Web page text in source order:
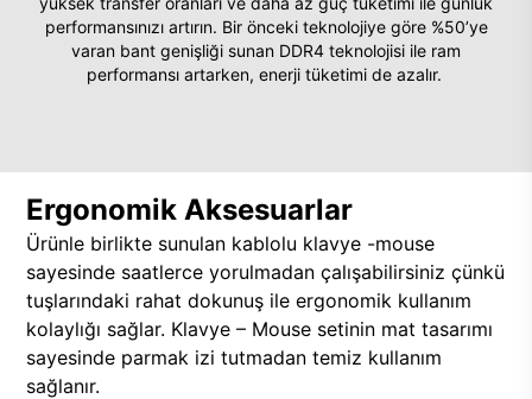
performansınızı artırın. Bir önceki teknolojiye göre %50’ye
varan bant genişliği sunan DDR4 teknolojisi ile ram
performansı artarken, enerji tüketimi de azalır.
Ergonomik Aksesuarlar
Ürünle birlikte sunulan kablolu klavye -mouse
sayesinde saatlerce yorulmadan çalışabilirsiniz çünkü
tuşlarındaki rahat dokunuş ile ergonomik kullanım
kolaylığı sağlar. Klavye – Mouse setinin mat tasarımı
sayesinde parmak izi tutmadan temiz kullanım
sağlanır.